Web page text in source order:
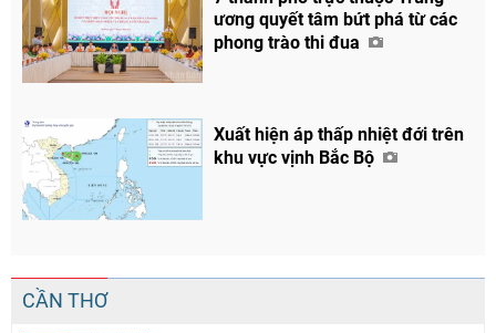
ương quyết tâm bứt phá từ các
phong trào thi đua
Xuất hiện áp thấp nhiệt đới trên
khu vực vịnh Bắc Bộ
CẦN THƠ